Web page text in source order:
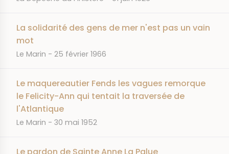
La solidarité des gens de mer n'est pas un vain
mot
JOURNAL
Le Marin DATE
25 février 1966
Le maquereautier Fends les vagues remorque
le Felicity-Ann qui tentait la traversée de
l'Atlantique
JOURNAL
Le Marin DATE
30 mai 1952